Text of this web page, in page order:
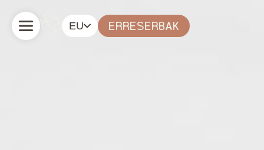
EU ERRESERBAK